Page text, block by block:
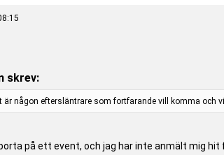
skrev:
är någon eftersläntrare som fortfarande vill komma och
på ett event, och jag har inte anmält mig